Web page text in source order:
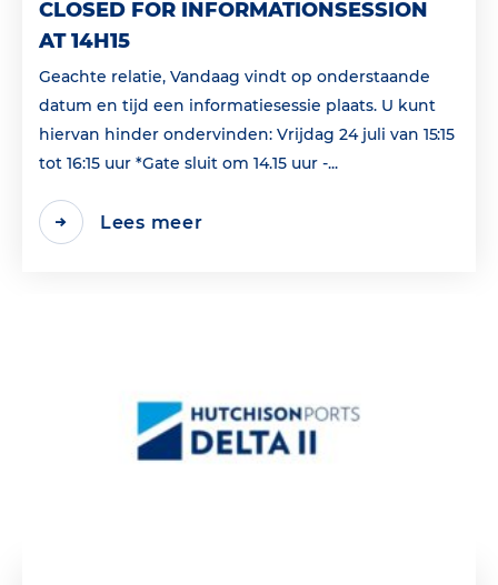
CLOSED FOR INFORMATIONSESSION
AT 14H15
Geachte relatie, Vandaag vindt op onderstaande
datum en tijd een informatiesessie plaats. U kunt
hiervan hinder ondervinden: Vrijdag 24 juli van 15:15
tot 16:15 uur *Gate sluit om 14.15 uur -...
Lees meer